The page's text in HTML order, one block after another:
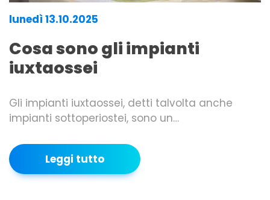
lunedì 13.10.2025
Cosa sono gli impianti
iuxtaossei
Gli impianti iuxtaossei, detti talvolta anche
impianti sottoperiostei, sono un…
Leggi tutto